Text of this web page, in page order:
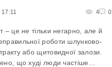
4 0
– це не тільки негарно, але й
роботи шлунково-
або щитовидної залози.
що худі люди частіше